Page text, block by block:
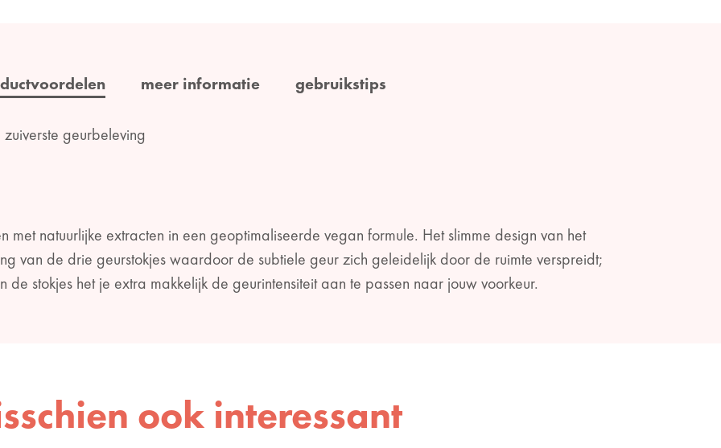
meer informatie gebruikstips
geurbeleving
met natuurlijke extracten in een geoptimaliseerde vegan formule. Het slimme design van het
van de drie geurstokjes waardoor de subtiele geur zich geleidelijk door de ruimte verspreidt;
stokjes het je extra makkelijk de geurintensiteit aan te passen naar jouw voorkeur.
ook interessant